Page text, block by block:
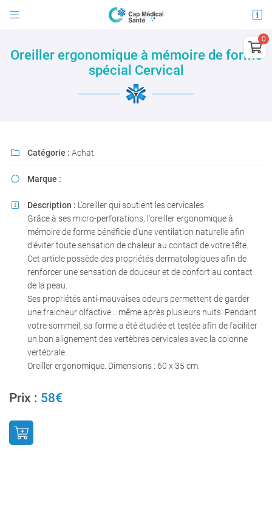
 
04 15 45 96 30

VALIDER VOTRE PANIER
En cochant cette case, vous consentez à recevoir nos propositions commerciales à
l'adresse email indiqué ci-dessus. Vous pouvez vous désinscrire à tout moment en
utilisantle formulaire de désinscription.
INSCRIPTION
Oreiller ergonomique à mémoire de forme
spécial Cervical
 Catégorie : Achat
 Marque :
 Description : L'oreiller qui soutient les cervicales
Grâce à ses micro-perforations, l'oreiller ergonomique à
mémoire de forme bénéficie d'une ventilation naturelle afin
d’éviter toute sensation de chaleur au contact de votre tête.
Cet article possède des propriétés dermatologiques afin de
renforcer une sensation de douceur et de confort au contact
de la peau.
Ses propriétés anti-mauvaises odeurs permettent de garder
une fraicheur olfactive... même après plusieurs nuits. Pendant
votre sommeil, sa forme a été étudiée et testée afin de faciliter
un bon alignement des vertèbres cervicales avec la colonne
vertébrale.
Oreiller ergonomique. Dimensions : 60 x 35 cm.
Prix : 58€